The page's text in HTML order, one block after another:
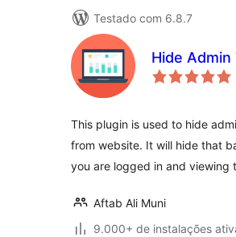
Testado com 6.8.7
Hide Admin
This plugin is used to hide
from website. It will hide that
you are logged in and viewing
Aftab Ali Muni
9.000+ de instalações